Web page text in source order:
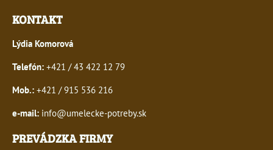
KONTAKT
Lýdia Komorová
Telefón: +421 / 43 422 12 79
Mob.: +421 / 915 536 216
e-mail: info@umelecke-potreby.sk
PREVÁDZKA FIRMY